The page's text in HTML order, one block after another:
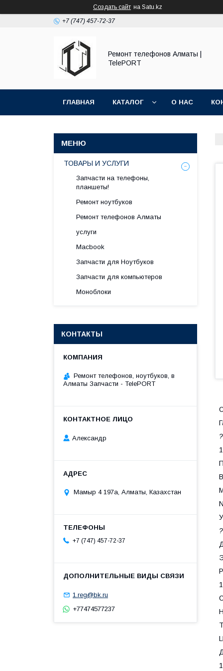
Создать сайт на Satu.kz
+7 (747) 457-72-37
Ремонт телефонов Алматы |
TelePORT
ГЛАВНАЯ КАТАЛОГ О НАС
?
?
ТОВАРЫ И УСЛУГИ
Запчасти на телефоны,
планшеты!
Ремонт ноутбуков
Ремонт телефонов Алматы
услуги
Macbook
Запчасти для Ноутбуков
Запчасти для компьютеров
Моноблоки
КОНТАКТЫ
Ремонт телефонов, ноутбуков, в
Алматы Запчасти - TelePORT
Александр
Мамыр 4 197а, Алматы, Казахстан
+7 (747) 457-72-37
1.reg@bk.ru
+77474577237